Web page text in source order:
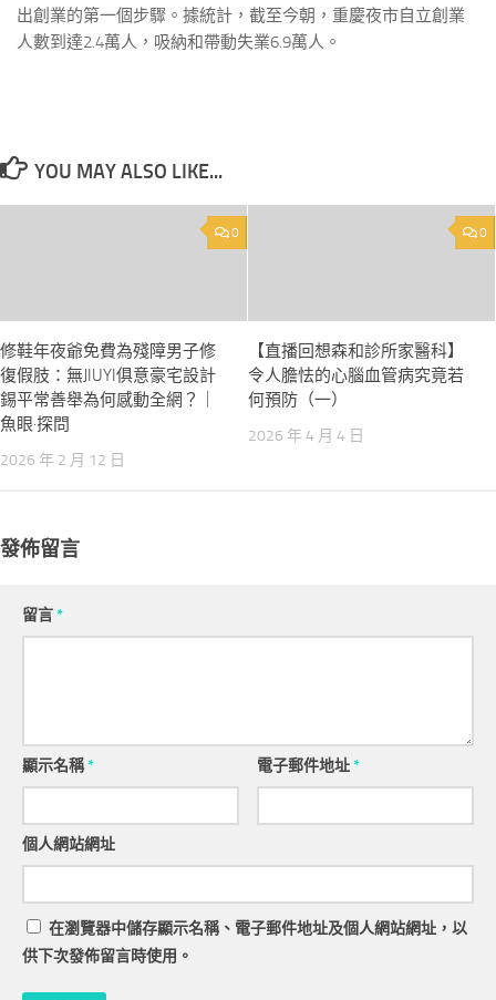
出創業的第一個步驟。據統計，截至今朝，重慶夜市自立創業
人數到達2.4萬人，吸納和帶動失業6.9萬人。
YOU MAY ALSO LIKE...
0
修鞋年夜爺免費為殘障男子修
復假肢：無JIUYI俱意豪宅設計
錫平常善舉為何感動全網？｜
魚眼·探問
2026 年 2 月 12 日
0
【直播回想森和診所家醫科】
令人膽怯的心腦血管病究竟若
何預防（一）
2026 年 4 月 4 日
發佈留言
留言*
顯示名稱* 電子郵件地址*
個人網站網址
在瀏覽器中儲存顯示名稱、電子郵件地址及個人網站網址，以
供下次發佈留言時使用。